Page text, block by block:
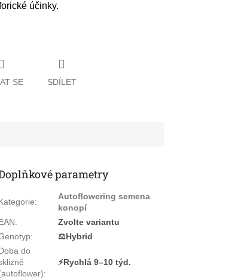
účinky.
SE SDÍLET
parametry
:
Autoflowering semena
konopí
:
Zvolte variantu
:
⚖️Hybrid
do
:
⚡Rychlá 9–10 týd.